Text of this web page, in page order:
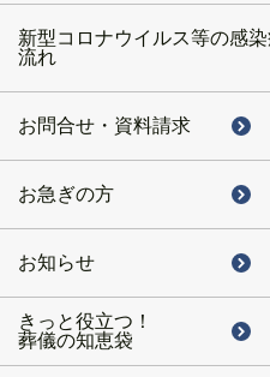
新型コロナウイルス等の感
流れ
お問合せ・ 資料請求
お急ぎの方
お知らせ
きっと役立つ！
葬儀の知恵袋